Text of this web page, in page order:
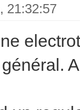
21:32:57